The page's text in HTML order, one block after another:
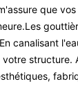
que
canalisant
votre structure.